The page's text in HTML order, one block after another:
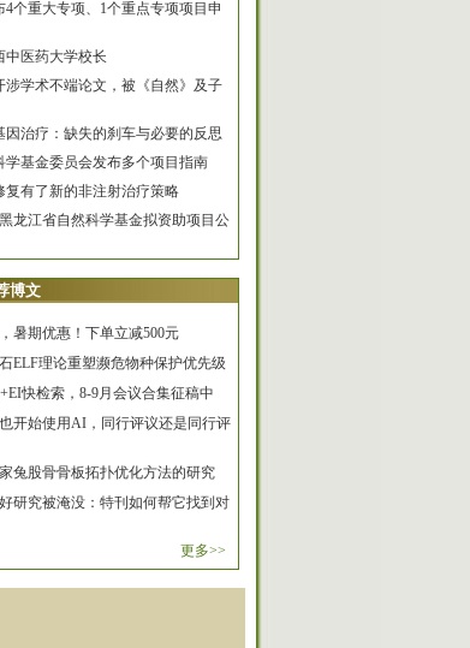
4个重大专项、1个重点专项项目申
中医药大学校长
涉学术不端论文，被《自然》及子
因治疗：缺失的刹车与必要的反思
学基金委员会发布多个项目指南
复有了新的非注射治疗策略
龙江省自然科学基金拟资助项目公
博文
暑期优惠！下单立减500元
ELF理论重塑濒危物种保护优先级
快检索，8-9月会议合集征稿中
开始使用AI，同行评议还是同行评
兔股骨骨板拓扑优化方法的研究
研究被淹没：特刊如何帮它找到对
更多>>